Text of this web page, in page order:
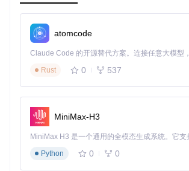
detect.py：主程序文件，实现完整检测
opencv_face_detector_uint8.pb
ctor.pbtxt：人脸检测模型文件
gender_net.caffemodel
age_net.caffemodel/
测模型文件
2. 环境准备
2.1 环境配置检查清单
在开始使用前，请确保系统满足以下要求：
atomcode
Rust
0 537
MiniMax-H3
Python
0 0